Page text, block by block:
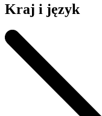
Kraj i język